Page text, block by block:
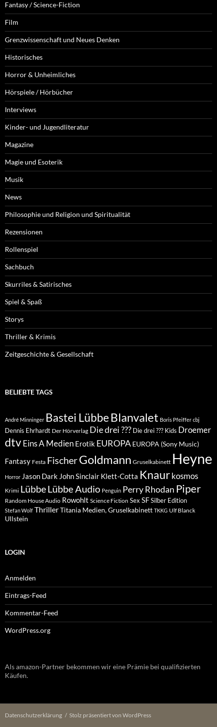
Fantasy / Science-Fiction
Film
Grenzwissenschaft und Neues Denken
Historisches
Horror & Unheimliches
Hörspiele / Hörbücher
Interviews
Kinder- und Jugendliteratur
Magazine
Magie und Esoterik
Musik
News
Philosophie und Religion und Spiritualität
Rezensionen
Rollenspiel
Sachbuch
Skurriles & Satirisches
Spiel & Spaß
Storys
Thriller & Krimis
Zeitgeschichte & Gesellschaft
BELIEBTE TAGS
André Minninger Bastei Lübbe Blanvalet Boris Pfeiffer cbj
Dennis Ehrhardt Der Hörverlag Die drei ??? Die drei ??? Kids Droemer
dtvEins A Medien Erotik EUROPA EUROPA (Sony Music)
Fantasy Festa FischerGoldmann Gruselkabinett Heyne
Horror Jason Dark John Sinclair Klett-Cotta Knaur kosmos
Krimi LübbeLübbe Audio Penguin Perry Rhodan Piper
Random House Audio Rowohlt Science Fiction Sex SFSilber Edition
Stefan Wolf ThrillerTitania Medien, Gruselkabinett TKKG Ulf Blanck
Ullstein
LOGIN
Anmelden
Eintrags-Feed
Kommentar-Feed
WordPress.org
Als amazon-Partner bekommen wir eine Prämie bei qualifizierten
Käufen.
Datenschutzerklärung Stolz präsentiert von WordPress